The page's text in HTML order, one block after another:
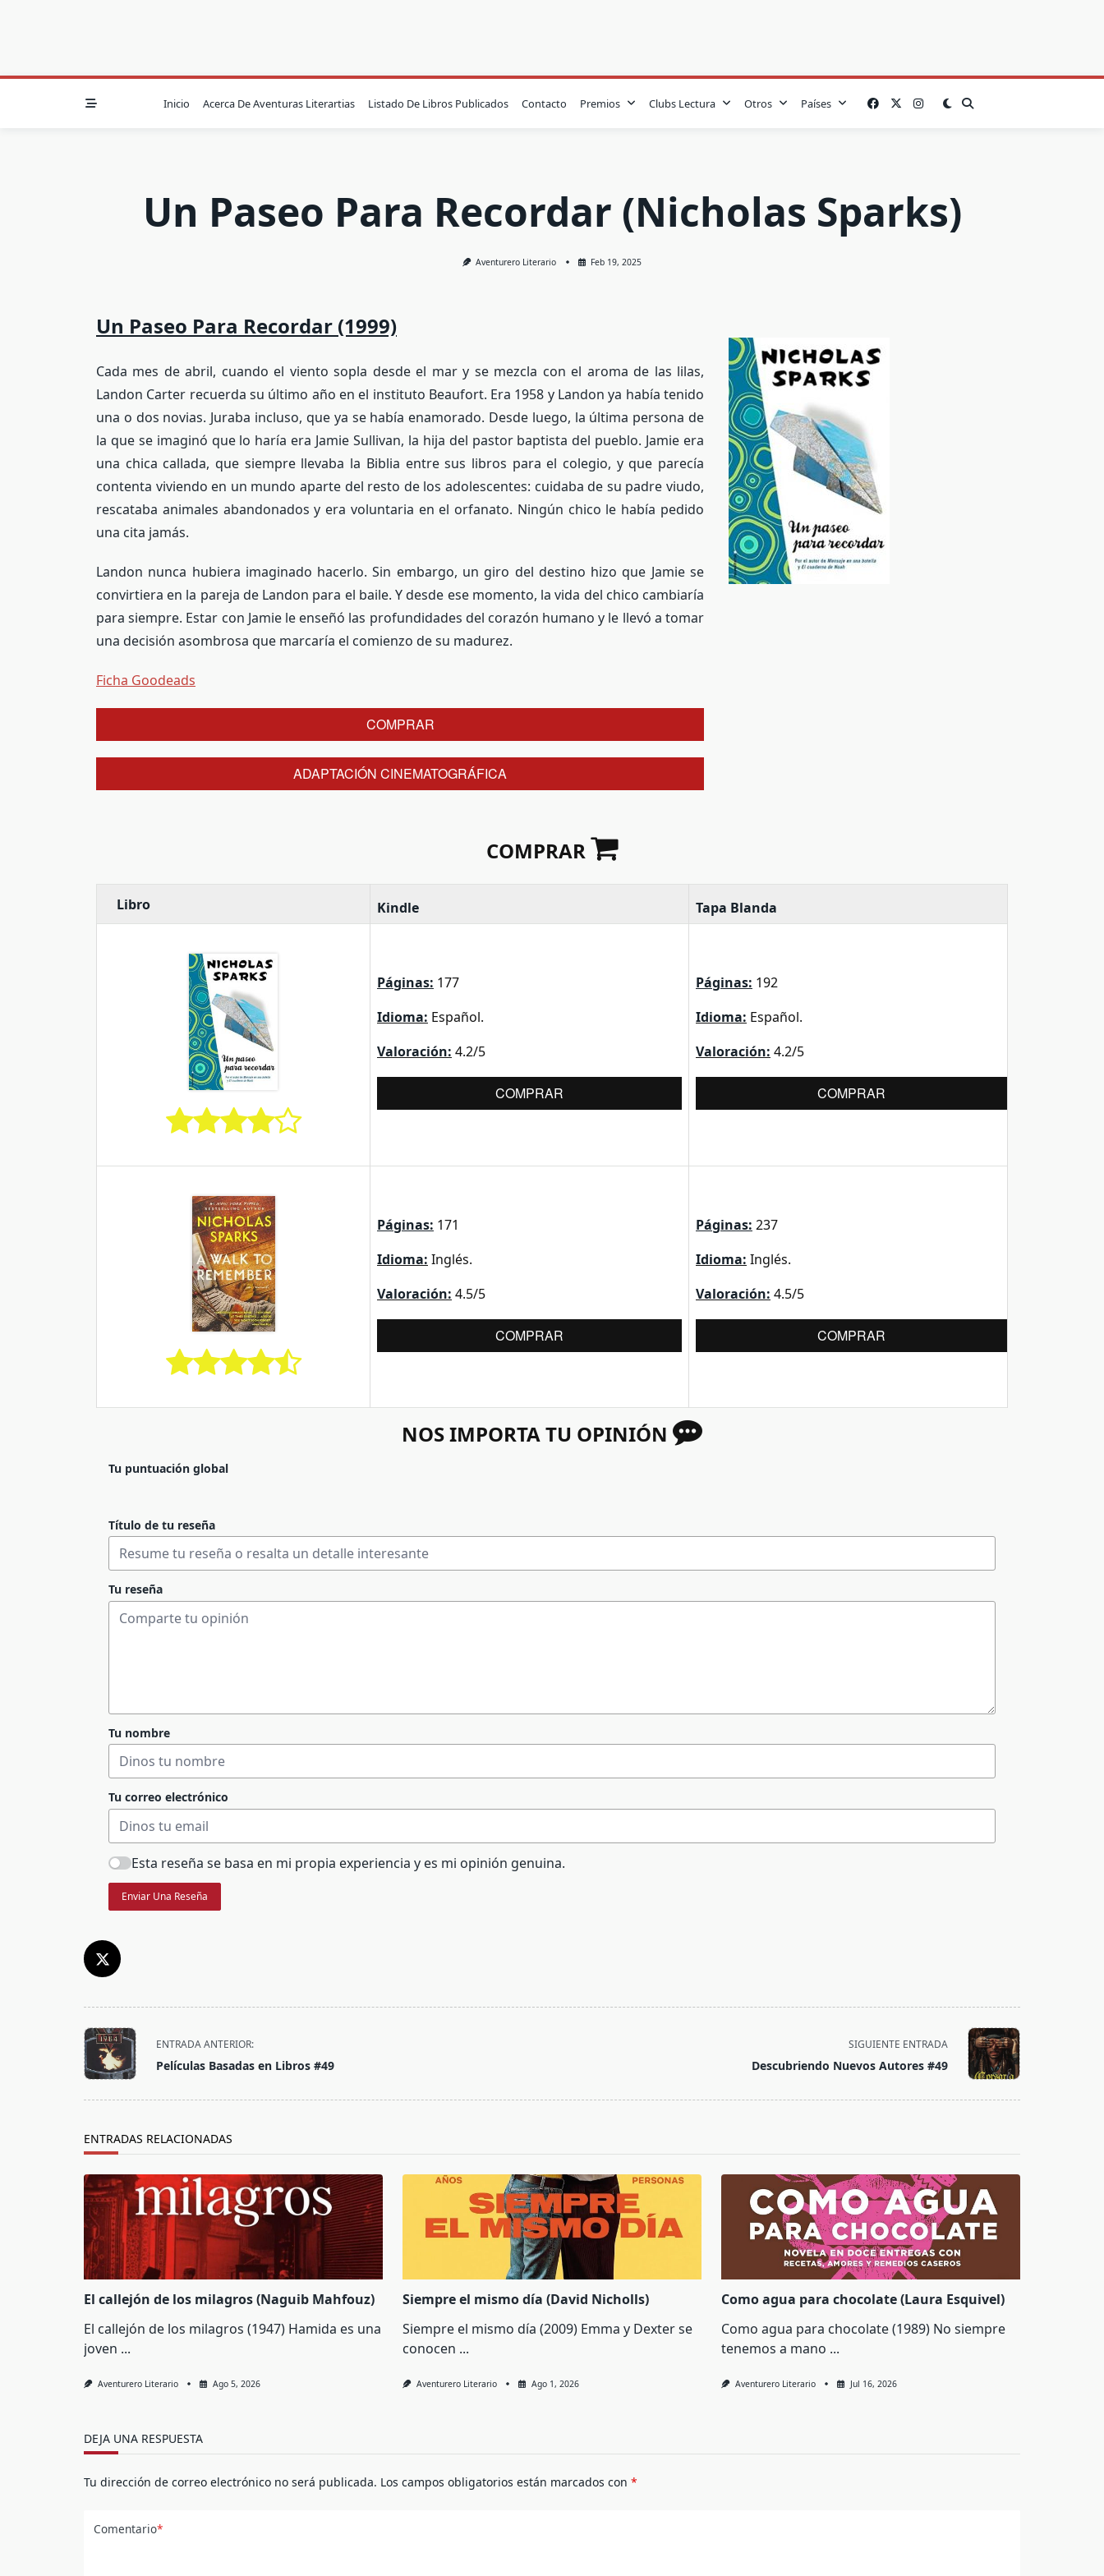
Inicio Acerca De Aventuras Literartias Listado De Libros Publicados Contacto Premios Clubs Lectura Otros Países
Un Paseo Para Recordar (Nicholas Sparks)
Aventurero Literario Feb 19, 2025
Un Paseo Para Recordar (1999)
Cada mes de abril, cuando el viento sopla desde el mar y se mezcla con el aroma de las lilas,
Landon Carter recuerda su último año en el instituto Beaufort. Era 1958 y Landon ya había tenido
una o dos novias. Juraba incluso, que ya se había enamorado. Desde luego, la última persona de
la que se imaginó que lo haría era Jamie Sullivan, la hija del pastor baptista del pueblo. Jamie era
una chica callada, que siempre llevaba la Biblia entre sus libros para el colegio, y que parecía
contenta viviendo en un mundo aparte del resto de los adolescentes: cuidaba de su padre viudo,
rescataba animales abandonados y era voluntaria en el orfanato. Ningún chico le había pedido
una cita jamás.
Landon nunca hubiera imaginado hacerlo. Sin embargo, un giro del destino hizo que Jamie se
convirtiera en la pareja de Landon para el baile. Y desde ese momento, la vida del chico cambiaría
para siempre. Estar con Jamie le enseñó las profundidades del corazón humano y le llevó a tomar
una decisión asombrosa que marcaría el comienzo de su madurez.
Ficha Goodeads
COMPRAR
ADAPTACIÓN CINEMATOGRÁFICA
COMPRAR
Libro Kindle Tapa Blanda
Páginas: 177
Idioma: Español.
Valoración: 4.2/5
COMPRAR
Páginas: 192
Idioma: Español.
Valoración: 4.2/5
COMPRAR
Páginas: 171
Idioma: Inglés.
Valoración: 4.5/5
COMPRAR
Páginas: 237
Idioma: Inglés.
Valoración: 4.5/5
COMPRAR
NOS IMPORTA TU OPINIÓN
Tu puntuación global
Título de tu reseña
Tu reseña
Tu nombre
Tu correo electrónico
Esta reseña se basa en mi propia experiencia y es mi opinión genuina.
Enviar Una Reseña
<span
class="nav-
subtitle
screen-
text">Página</span>
ENTRADA ANTERIOR:
Películas Basadas en Libros #49
SIGUIENTE ENTRADA
Descubriendo Nuevos Autores #49
ENTRADAS RELACIONADAS
El callejón de los milagros (Naguib Mahfouz)
El callejón de los milagros (1947) Hamida es una
joven ...
Aventurero Literario Ago 5, 2026
Siempre el mismo día (David Nicholls)
Siempre el mismo día (2009) Emma y Dexter se
conocen ...
Aventurero Literario Ago 1, 2026
Como agua para chocolate (Laura Esquivel)
Como agua para chocolate (1989) No siempre
tenemos a mano ...
Aventurero Literario Jul 16, 2026
DEJA UNA RESPUESTA
Tu dirección de correo electrónico no será publicada. Los campos obligatorios están marcados con *
Comentario*